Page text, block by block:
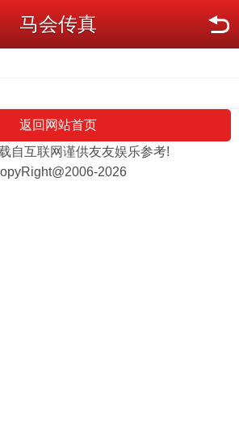
马会传真
返回网站首页
自互联网谨供友友娱乐参考!
2026